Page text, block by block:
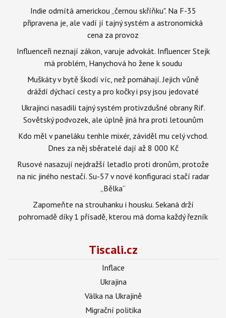
Indie odmítá americkou „černou skříňku". Na F-35
připravena je, ale vadí jí tajný systém a astronomická
cena za provoz
Influenceři neznají zákon, varuje advokát. Influencer Stejk
má problém, Hanychová ho žene k soudu
Muškáty v bytě škodí víc, než pomáhají. Jejich vůně
dráždí dýchací cesty a pro kočky i psy jsou jedovaté
Ukrajinci nasadili tajný systém protivzdušné obrany Rif.
Sovětský podvozek, ale úplně jiná hra proti letounům
Kdo měl v paneláku tenhle mixér, záviděl mu celý vchod.
Dnes za něj sběratelé dají až 8 000 Kč
Rusové nasazují nejdražší letadlo proti dronům, protože
na nic jiného nestačí. Su-57 v nové konfiguraci stačí radar
„Bělka“
Zapomeňte na strouhanku i housku. Sekaná drží
pohromadě díky 1 přísadě, kterou má doma každý řezník
Tiscali.cz
Inflace
Ukrajina
Válka na Ukrajině
Migrační politika